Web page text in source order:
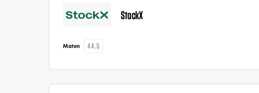
StockX
Maten 44.5